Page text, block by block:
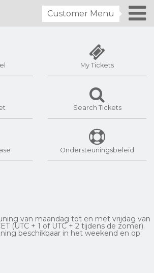
Customer Menu
My Tickets
Search Tickets
Ondersteuningsbeleid
van maandag tot en met vrijdag van
(UTC + 1 of UTC + 2 tijdens de zomer).
beschikbaar in het weekend en op